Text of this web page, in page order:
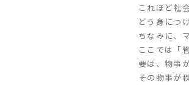
これほど社
どう身につ
ちなみに、
ここでは「
要は、物事
その物事が